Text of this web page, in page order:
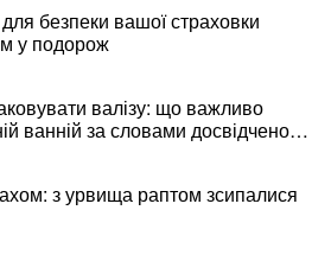
безпеки вашої страховки
у подорож
валізу: що важливо
ванній за словами досвідченої
з урвища раптом зсипалися